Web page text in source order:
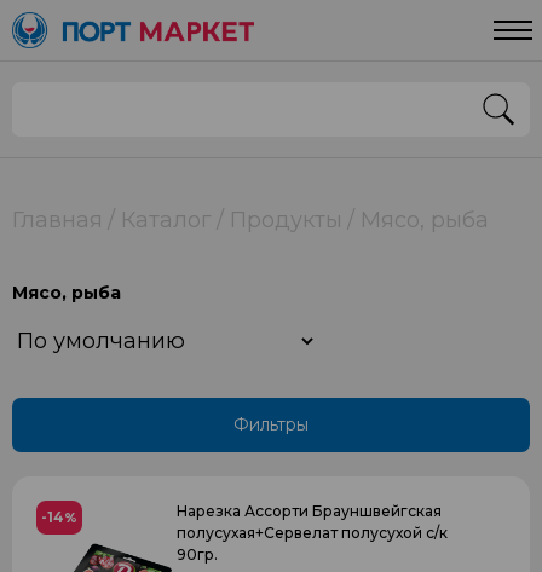
Главная Каталог Продукты Мясо, рыба
Мясо, рыба
Фильтры
Применить
-14%
Нарезка Ассорти Брауншвейгская
полусухая+Сервелат полусухой с/к
90гр.